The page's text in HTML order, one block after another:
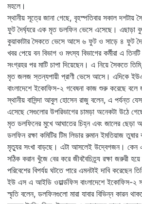
মহলে।
স্থানীয় সূত্রে জানা গেছে, বৃহস্পতিবার সকাল দশটায়
ফুট দৈর্ঘ্যরে এক মৃত ডলফিন ভেসে এসেছে। এছাড়া
কুয়াকাটার সৈকতে ভেসে আসে ৬ ফুট ও সাড়ে ৪ ফুট
খবর পেয়ে বন বিভাগ ও মৎস্য বিভাগের কর্মীরা এ
সংগ্রহর পর মাটি চাপা দিয়েছেন। এ নিয়ে সৈকতে
মৃত জলজ স্তন্যপায়ী প্রাণী ভেসে আসে। এদিকে
বাংলাদেশে ইকোফিস-২ গবেষনা কাজ শুরু করেছে বলে
স্থানীয় বাসিন্দা আবুল হোসেন রাজু বলেন, এ পর্যন্ত
এসেছে সেগুলোর উপরিভাগের চামড়া অনেকটা উঠে
মৃত ডলফিনের মুখে আঘাতের চিহ্ন এবং জালের ছেড়া
ডলফিন রক্ষা কমিটির টিম লিডার রুমান ইমতিয়াজ
মৃত্যুর সংখা বাড়ছে। এটা আসলেই উদ্বেগজন। কেন
সঠিক করান খুঁজে বের করে জীববৈচিত্র্য রক্ষা জরুরী
পরিবেশের বিপর্যয় ঘটতে পারে এমনটাই দাবি করেছেন
ইউ এস এ আইডি ওয়ার্ল্ডফিস বাংলাদেশে ইকোফিস-২
স্মৃতি বলেন, ডলফিনগুলো মারা যাবার বিভিন্ন কারন